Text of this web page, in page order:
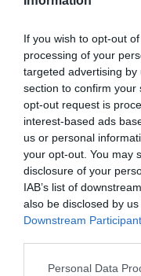
If you wish to opt-out
processing of your
targeted advertising
section to confirm your
opt-out request is
interest-based ads
us or personal
your opt-out. You may
disclosure of your
IAB’s list of
also be disclosed by
Downstream
Personal Data
0%